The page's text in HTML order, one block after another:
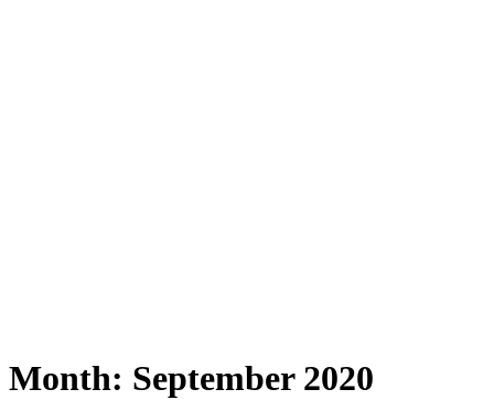
Month: September 2020